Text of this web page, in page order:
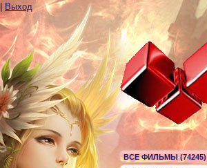
Выход
ВСЕ ФИЛЬМЫ (74245)